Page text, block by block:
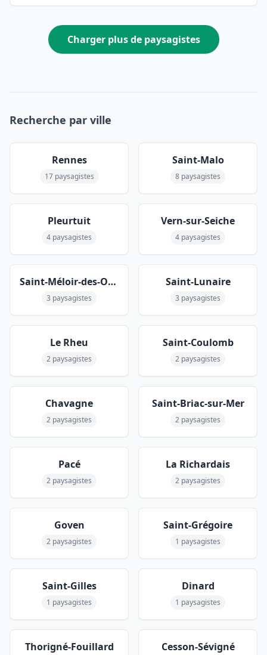
Charger plus de paysagistes
Recherche par ville
Rennes
17 paysagistes
Saint-Malo
8 paysagistes
Pleurtuit
4 paysagistes
Vern-sur-Seiche
4 paysagistes
Saint-Méloir-des-Ondes
3 paysagistes
Saint-Lunaire
3 paysagistes
Le Rheu
2 paysagistes
Saint-Coulomb
2 paysagistes
Chavagne
2 paysagistes
Saint-Briac-sur-Mer
2 paysagistes
Pacé
2 paysagistes
La Richardais
2 paysagistes
Goven
2 paysagistes
Saint-Grégoire
1 paysagistes
Saint-Gilles
1 paysagistes
Dinard
1 paysagistes
Thorigné-Fouillard Cesson-Sévigné